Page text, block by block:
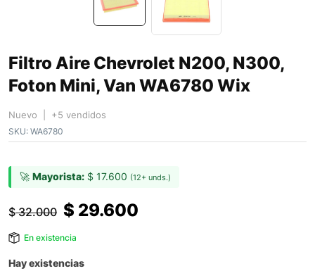
Filtro Aire Chevrolet N200, N300,
Foton Mini, Van WA6780 Wix
Nuevo | +5 vendidos
SKU: WA6780
🚀 Mayorista: $ 17.600 (12+ unds.)
$32.000 $ 29.600
En existencia
Hay existencias